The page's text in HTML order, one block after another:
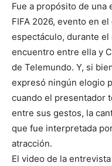
Fue a propósito de una
FIFA 2026, evento en
espectáculo, durante
encuentro entre ella y
de Telemundo. Y, si
expresó ningún elogio
cuando el presentador
entre sus gestos, la
que fue interpretada
atracción.
El video de la